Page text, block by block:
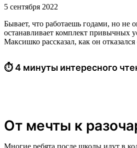
5 сентября 2022
Бывает, что работаешь годами, но не
останавливает комплект привычных
Максишко рассказал, как он
⏱ 4 минуты интересного
От мечты к
Многие ребята после школы идут в